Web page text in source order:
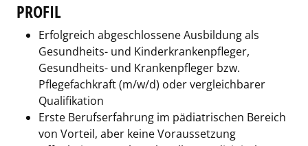
PROFIL
Erfolgreich abgeschlossene Ausbildung als
Gesundheits- und Kinderkrankenpfleger,
Gesundheits- und Krankenpfleger bzw.
Pflegefachkraft (m/w/d) oder vergleichbarer
Qualifikation
Erste Berufserfahrung im pädiatrischen Bereich
von Vorteil, aber keine Voraussetzung